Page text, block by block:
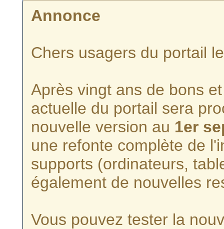
Annonce
Chers usagers du portail
Après vingt ans de bons
actuelle du portail sera
nouvelle version au 1er
une refonte complète de
supports (ordinateurs,
également de nouvelles
Vous pouvez tester la